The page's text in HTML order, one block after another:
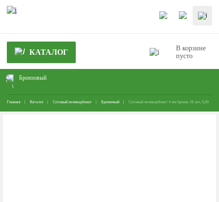
КАТАЛОГ
В корзине
пусто
Бронзовый
Главная Каталог Сотовый поликарбонат Бронзовый Сотовый поликарбонат 4 мм бронза 18 лет, 0,60